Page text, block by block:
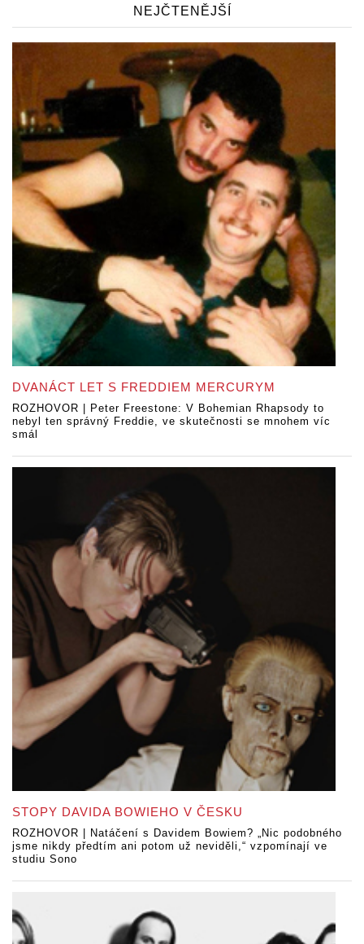
NEJČTENĚJŠÍ
DVANÁCT LET S FREDDIEM MERCURYM
ROZHOVOR | Peter Freestone: V Bohemian Rhapsody to
nebyl ten správný Freddie, ve skutečnosti se mnohem víc
smál
STOPY DAVIDA BOWIEHO V ČESKU
ROZHOVOR | Natáčení s Davidem Bowiem? „Nic podobného
jsme nikdy předtím ani potom už neviděli,“ vzpomínají ve
studiu Sono